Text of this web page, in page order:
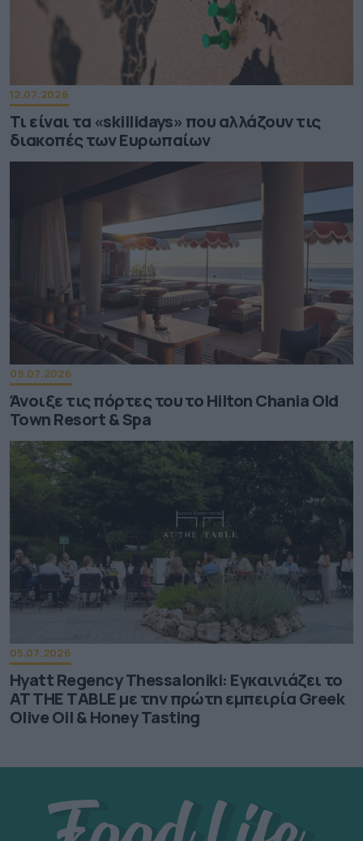
12.07.2026
Τι είναι τα «skillidays» που αλλάζουν τις
διακοπές των Ευρωπαίων
09.07.2026
Άνοιξε τις πόρτες του το Hilton Chania Old
Town Resort & Spa
05.07.2026
Hyatt Regency Thessaloniki: Εγκαινιάζει το
AT THE TABLE με την πρώτη εμπειρία Greek
Olive Oil & Honey Tasting